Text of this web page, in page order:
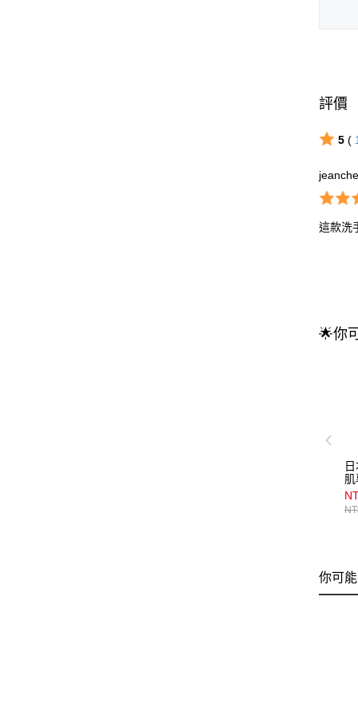
評價
5(
這款洗
🌟你
你可